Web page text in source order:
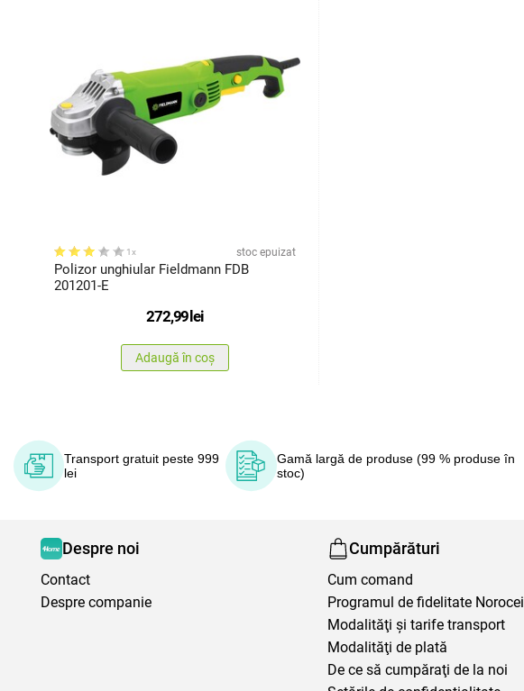
1x stoc epuizat
Polizor unghiular Fieldmann FDB
201201-E
272,99 lei
Adaugă în coș
Transport gratuit peste 999
lei
Gamă largă de produse (99 % produse în
stoc)
Despre noi
Contact
Despre companie
Cumpărături
Cum comand
Programul de fidelitate Norocei
Modalităţi şi tarife transport
Modalităţi de plată
De ce să cumpăraţi de la noi